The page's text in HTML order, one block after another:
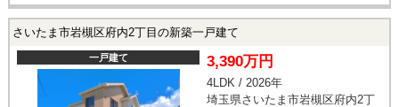
さいたま市岩槻区府内2丁目の新築一戸建て
一戸建て 3,390万円
4LDK / 2026年
埼玉県さいたま市岩槻区府内2丁